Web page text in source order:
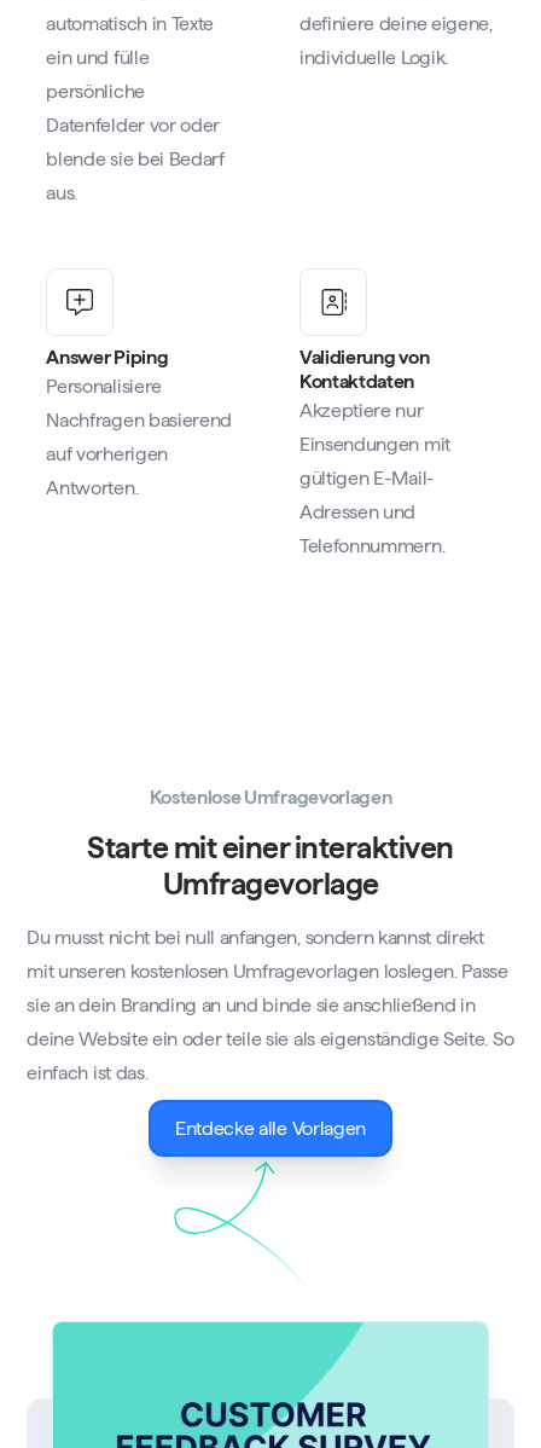
automatisch in Texte
ein und fülle
persönliche
Datenfelder vor oder
blende sie bei Bedarf
aus.
definiere deine eigene,
individuelle Logik.
Answer Piping
Personalisiere
Nachfragen basierend
auf vorherigen
Antworten.
Validierung von
Kontaktdaten
Akzeptiere nur
Einsendungen mit
gültigen E-Mail-
Adressen und
Telefonnummern.
Kostenlose Umfragevorlagen
Starte mit einer interaktiven
Umfragevorlage
Du musst nicht bei null anfangen, sondern kannst direkt
mit unseren kostenlosen Umfragevorlagen loslegen. Passe
sie an dein Branding an und binde sie anschließend in
deine Website ein oder teile sie als eigenständige Seite. So
einfach ist das.
Entdecke alle Vorlagen